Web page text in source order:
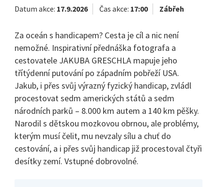
Datum akce: 17.9.2026 Čas akce: 17:00 Zábřeh
Za oceán s handicapem? Cesta je cíl a nic není
nemožné. Inspirativní přednáška fotografa a
cestovatele JAKUBA GRESCHLA mapuje jeho
třítýdenní putování po západním pobřeží USA.
Jakub, i přes svůj výrazný fyzický handicap, zvládl
procestovat sedm amerických států a sedm
národních parků – 8.000 km autem a 140 km pěšky.
Narodil s dětskou mozkovou obrnou, ale problémy,
kterým musí čelit, mu nevzaly sílu a chuť do
cestování, a i přes svůj handicap již procestoval čtyři
desítky zemí. Vstupné dobrovolné.